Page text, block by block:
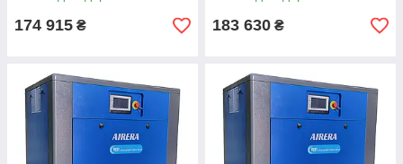
174 915 ₴ 183 630 ₴